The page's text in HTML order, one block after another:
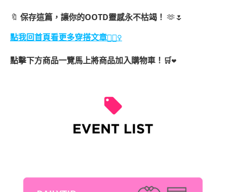
🔖 保存這篇，讓你的OOTD靈感永不枯竭！ 🫶🌷
點我回首頁看更多穿搭文章💁🏻‍♀️
點擊下方商品一覽馬上將商品加入購物車！🛒❤️